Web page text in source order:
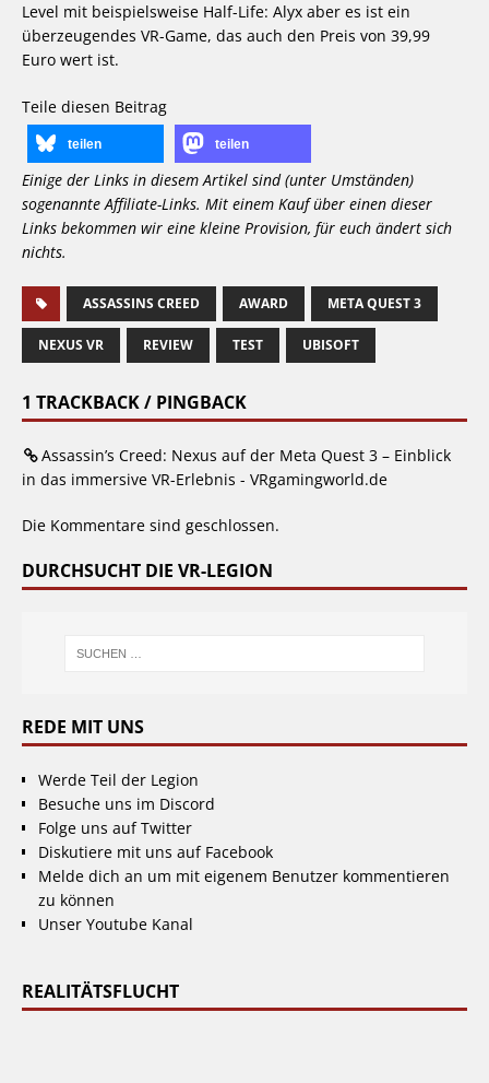
Level mit beispielsweise Half-Life: Alyx aber es ist ein
überzeugendes VR-Game, das auch den Preis von 39,99
Euro wert ist.
Teile diesen Beitrag
teilen teilen
Einige der Links in diesem Artikel sind (unter Umständen)
sogenannte Affiliate-Links. Mit einem Kauf über einen dieser
Links bekommen wir eine kleine Provision, für euch ändert sich
nichts.
ASSASSINS CREED AWARD META QUEST 3
NEXUS VR REVIEW TEST UBISOFT
1 TRACKBACK / PINGBACK
Assassin’s Creed: Nexus auf der Meta Quest 3 – Einblick
in das immersive VR-Erlebnis - VRgamingworld.de
Die Kommentare sind geschlossen.
DURCHSUCHT DIE VR-LEGION
REDE MIT UNS
Werde Teil der Legion
Besuche uns im Discord
Folge uns auf Twitter
Diskutiere mit uns auf Facebook
Melde dich an um mit eigenem Benutzer kommentieren
zu können
Unser Youtube Kanal
REALITÄTSFLUCHT